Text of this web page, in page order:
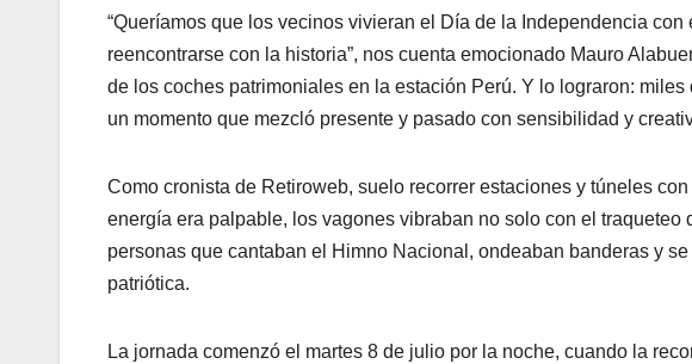
“Queríamos que los vecinos vivieran el Día de la Independencia
reencontrarse con la historia”, nos cuenta emocionado Mauro
de los coches patrimoniales en la estación Perú. Y lo lograron:
un momento que mezcló presente y pasado con sensibilidad y
Como cronista de Retiroweb, suelo recorrer estaciones y túneles
energía era palpable, los vagones vibraban no solo con el
personas que cantaban el Himno Nacional, ondeaban banderas y
patriótica.
La jornada comenzó el martes 8 de julio por la noche, cuando la